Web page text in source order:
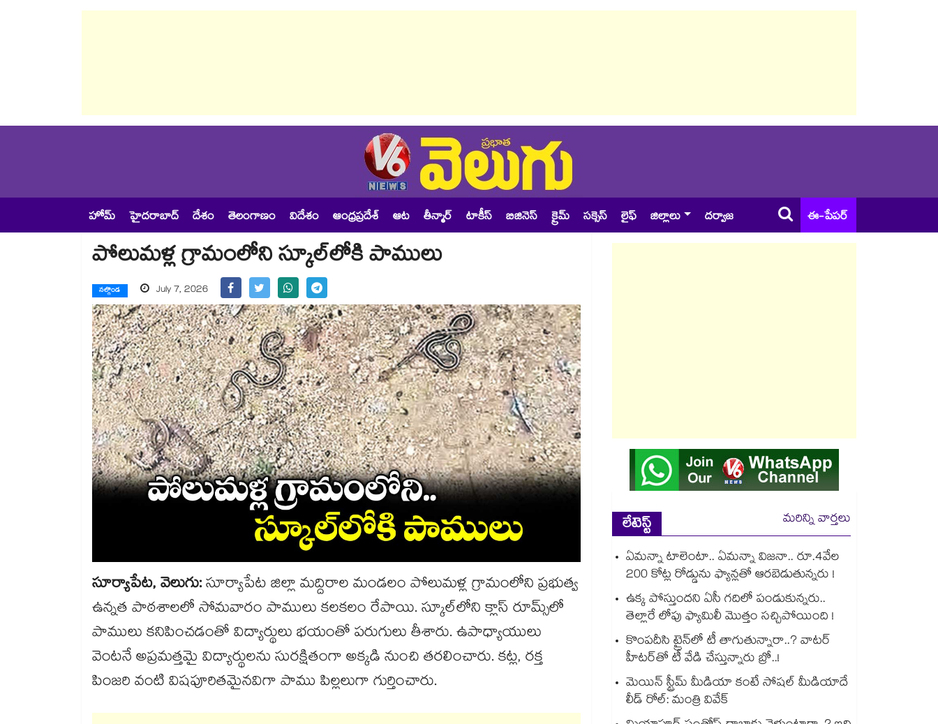
హోమ్ హైదరాబాద్ దేశం తెలంగాణం విదేశం ఆంధ్రప్రదేశ్ ఆట తీన్మార్ టాకీస్ బిజినెస్ క్రైమ్ సక్సెస్ లైఫ్ జిల్లాలు దర్వాజ ఈ-పేపర్
పోలుమళ్ల గ్రామంలోని స్కూల్‌‌‌‌‌‌‌‌లోకి పాములు
నల్గొండ July 7, 2026
సూర్యాపేట, వెలుగు:సూర్యాపేట జిల్లా మద్దిరాల మండలం పోలుమళ్ల గ్రామంలోని ప్రభుత్వ
ఉన్నత పాఠశాలలో సోమవారం పాములు కలకలం రేపాయి. స్కూల్​లోని క్లాస్​ రూమ్స్​లో
పాములు కనిపించడంతో విద్యార్థులు భయంతో పరుగులు తీశారు. ఉపాధ్యాయులు
వెంటనే అప్రమత్తమై విద్యార్థులను సురక్షితంగా అక్కడి నుంచి తరలించారు. కట్ల, రక్త
పింజరి వంటి విషపూరితమైనవిగా పాము పిల్లలుగా గుర్తించారు.
లేటెస్ట్
మరిన్ని వార్తలు
ఏమన్నా టాలెంటా.. ఏమన్నా విజనా.. రూ.4వేల
200 కోట్ల రోడ్డును ఫ్యాన్లతో ఆరబెడుతున్నరు !
ఉక్క పోస్తుందని ఏసీ గదిలో పండుకున్నరు..
తెల్లారే లోపు ఫ్యామిలీ మొత్తం సచ్చిపోయింది !
కొంపదీసి ట్రైన్⁬లో టీ తాగుతున్నారా..? వాటర్
హీటర్⁭⁭తో టీ వేడి చేస్తున్నారు బ్రో..!
మెయిన్ స్ట్రీమ్ మీడియా కంటే సోషల్ మీడియాదే
లీడ్ రోల్: మంత్రి వివేక్